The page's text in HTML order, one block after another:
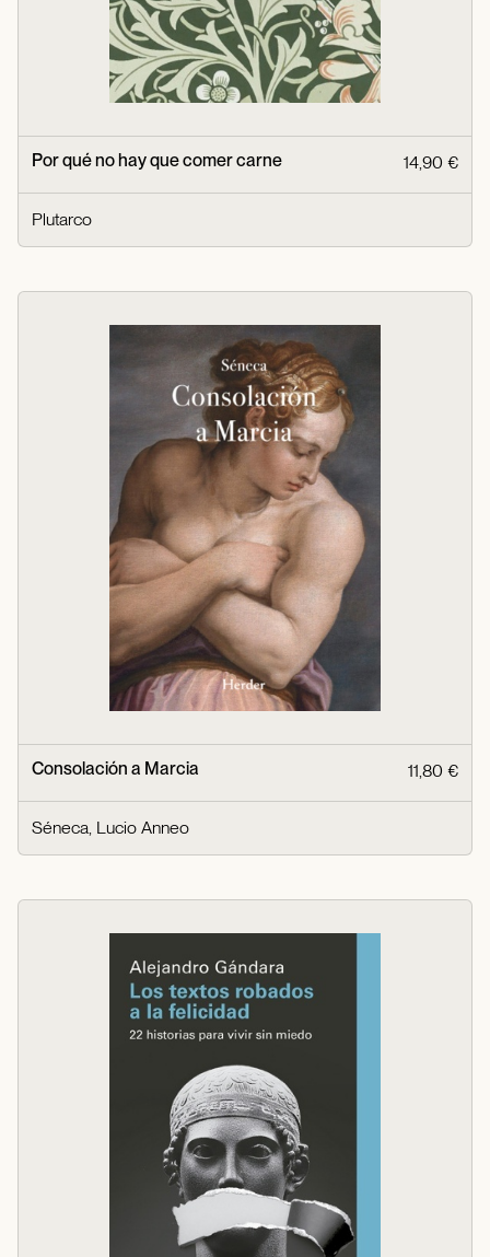
Por qué no hay que comer carne 14,90 €
Plutarco
Consolación a Marcia 11,80 €
Séneca, Lucio Anneo